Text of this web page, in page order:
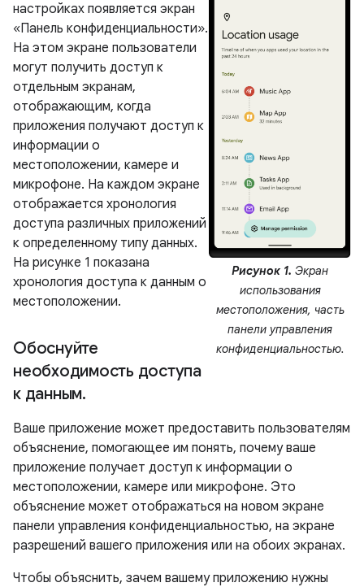
Рисунок 1. Экран
использования
местоположения, часть
панели управления
конфиденциальностью.
настройках появляется экран
«Панель конфиденциальности».
На этом экране пользователи
могут получить доступ к
отдельным экранам,
отображающим, когда
приложения получают доступ к
информации о
местоположении, камере и
микрофоне. На каждом экране
отображается хронология
доступа различных приложений
к определенному типу данных.
На рисунке 1 показана
хронология доступа к данным о
местоположении.
Обоснуйте
необходимость доступа
к данным.
Ваше приложение может предоставить пользователям
объяснение, помогающее им понять, почему ваше
приложение получает доступ к информации о
местоположении, камере или микрофоне. Это
объяснение может отображаться на новом экране
панели управления конфиденциальностью, на экране
разрешений вашего приложения или на обоих экранах.
Чтобы объяснить, зачем вашему приложению нужны